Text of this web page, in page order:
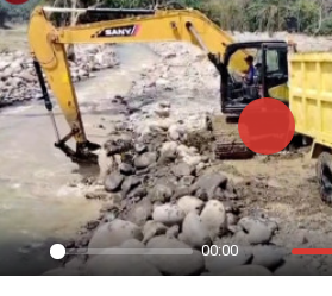
Play
00:00
Mute
Play